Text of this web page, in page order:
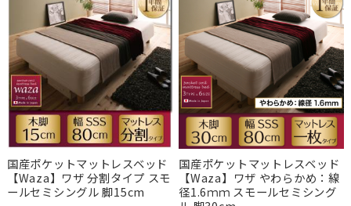
国産ポケットマットレスベッド
【Waza】ワザ 分割タイプ スモ
ールセミシングル 脚15cm
国産ポケットマットレスベッド
【Waza】ワザ やわらかめ：線
径1.6ｍｍ スモールセミシング